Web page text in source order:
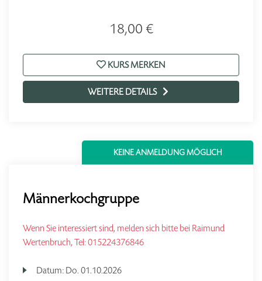
18,00 €
KURS MERKEN
WEITERE DETAILS
KEINE ANMELDUNG MÖGLICH
Männerkochgruppe
Wenn Sie interessiert sind, melden sich bitte bei Raimund
Wertenbruch, Tel: 015224376846
Datum: Do. 01.10.2026